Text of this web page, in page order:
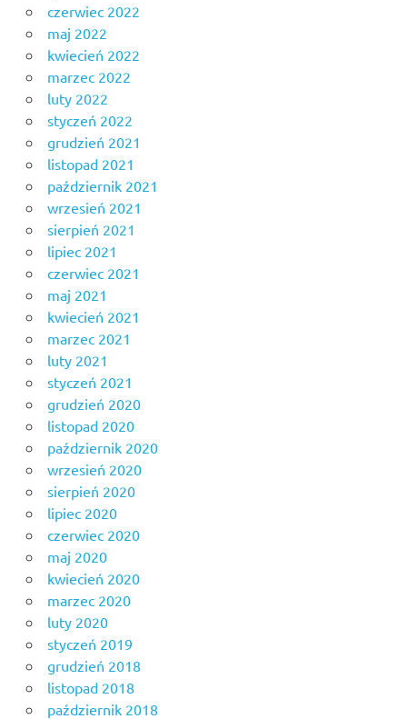
czerwiec 2022
maj 2022
kwiecień 2022
marzec 2022
luty 2022
styczeń 2022
grudzień 2021
listopad 2021
październik 2021
wrzesień 2021
sierpień 2021
lipiec 2021
czerwiec 2021
maj 2021
kwiecień 2021
marzec 2021
luty 2021
styczeń 2021
grudzień 2020
listopad 2020
październik 2020
wrzesień 2020
sierpień 2020
lipiec 2020
czerwiec 2020
maj 2020
kwiecień 2020
marzec 2020
luty 2020
styczeń 2019
grudzień 2018
listopad 2018
październik 2018